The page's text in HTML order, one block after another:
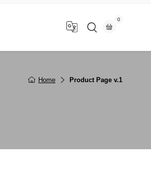
0
Home Product Page v.1